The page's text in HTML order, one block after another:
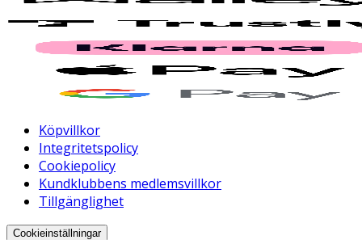
Köpvillkor
Integritetspolicy
Cookiepolicy
Kundklubbens medlemsvillkor
Tillgänglighet
Cookieinställningar